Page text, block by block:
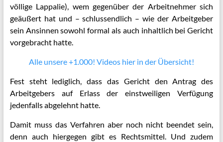
völlige Lappalie), wem gegenüber der Arbeitnehmer sich
geäußert hat und – schlussendlich – wie der Arbeitgeber
sein Ansinnen sowohl formal als auch inhaltlich bei Gericht
vorgebracht hatte.
Alle unsere +1.000! Videos hier in der Übersicht!
Fest steht lediglich, dass das Gericht den Antrag des
Arbeitgebers auf Erlass der einstweiligen Verfügung
jedenfalls abgelehnt hatte.
Damit muss das Verfahren aber noch nicht beendet sein,
denn auch hiergegen gibt es Rechtsmittel. Und zudem